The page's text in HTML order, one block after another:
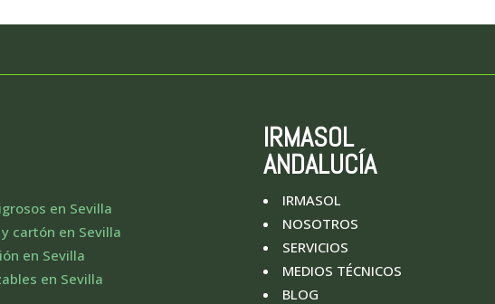
en Sevilla
cartón en Sevilla
en Sevilla
en Sevilla
IRMASOL
ANDALUCÍA
IRMASOL
NOSOTROS
SERVICIOS
MEDIOS TÉCNICOS
BLOG